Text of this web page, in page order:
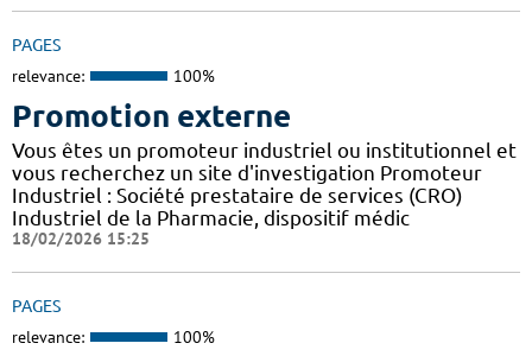
PAGES
relevance: 100%
Promotion externe
Vous êtes un promoteur industriel ou institutionnel et
vous recherchez un site d'investigation Promoteur
Industriel : Société prestataire de services (CRO)
Industriel de la Pharmacie, dispositif médic
18/02/2026 15:25
PAGES
relevance: 100%